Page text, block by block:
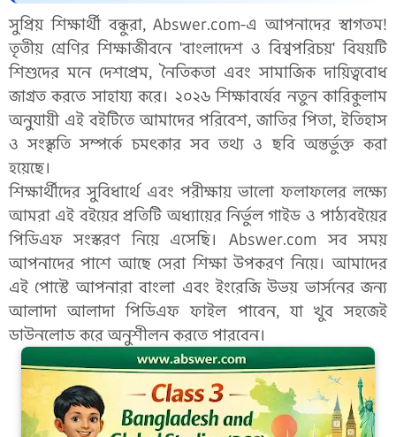
সুপ্রিয় শিক্ষার্থী বন্ধুরা, Abswer.com-এ আপনাদের স্বাগতম!
তৃতীয় শ্রেণির শিক্ষাজীবনে 'বাংলাদেশ ও বিশ্বপরিচয়' বিষয়টি
শিশুদের মনে দেশপ্রেম, নৈতিকতা এবং সামাজিক দায়িত্ববোধ
জাগ্রত করতে সাহায্য করে। ২০২৬ শিক্ষাবর্ষের নতুন কারিকুলাম
অনুযায়ী এই বইটিতে আমাদের পরিবেশ, জাতির পিতা, ইতিহাস
ও সংস্কৃতি সম্পর্কে চমৎকার সব তথ্য ও ছবি অন্তর্ভুক্ত করা
হয়েছে।
শিক্ষার্থীদের সুবিধার্থে এবং পরীক্ষায় ভালো ফলাফলের লক্ষ্যে
আমরা এই বইয়ের প্রতিটি অধ্যায়ের নির্ভুল গাইড ও পাঠ্যবইয়ের
পিডিএফ সংস্করণ নিয়ে এসেছি। Abswer.com সব সময়
আপনাদের পাশে আছে সেরা শিক্ষা উপকরণ নিয়ে। আমাদের
এই পোস্টে আপনারা বাংলা এবং ইংরেজি উভয় ভার্সনের জন্য
আলাদা আলাদা পিডিএফ ফাইল পাবেন, যা খুব সহজেই
ডাউনলোড করে অনুশীলন করতে পারবেন।